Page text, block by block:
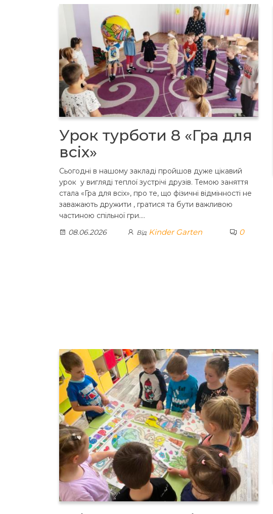
Урок турботи 8 «Гра для
всіх»
Сьогодні в нашому закладі пройшов дуже цікавий
урок у вигляді теплої зустрічі друзів. Темою заняття
стала «Гра для всіх», про те, що фізичні відмінності не
заважають дружити , гратися та бути важливою
частиною спільної гри.…
08.06.2026
Від Kinder Garten 0